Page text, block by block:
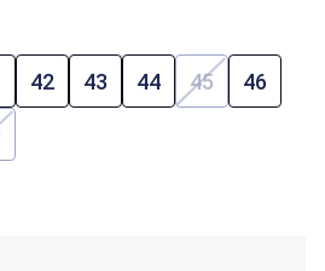
42 43 44 45(Deze optie
46
niet beschikbaar.)
is momenteel niet beschikbaar.)
optie is momenteel niet